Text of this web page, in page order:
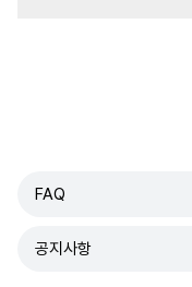
FAQ
공지사항